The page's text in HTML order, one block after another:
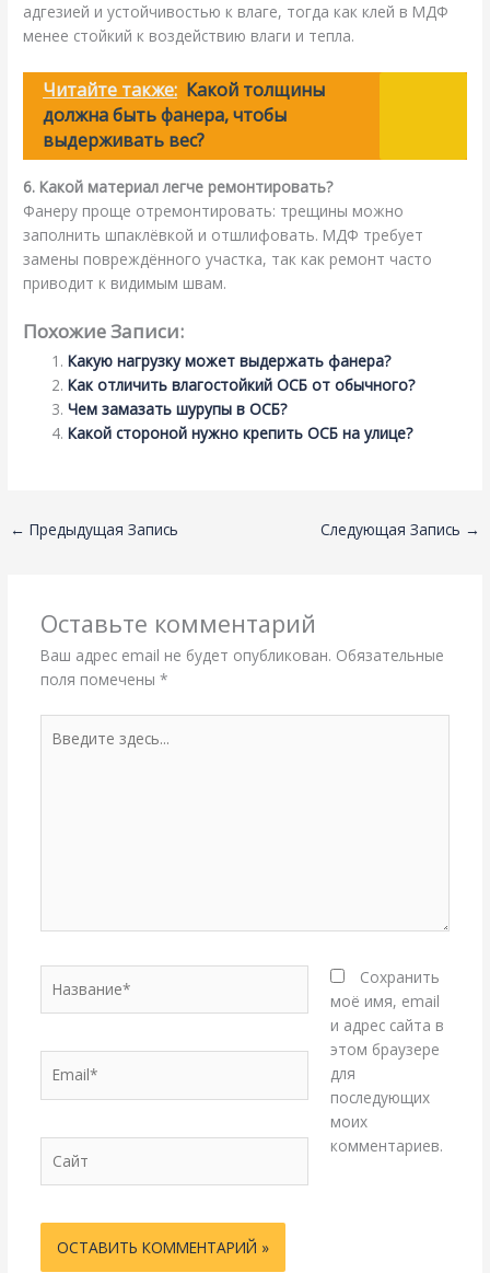
адгезией и устойчивостью к влаге, тогда как клей в МДФ
менее стойкий к воздействию влаги и тепла.
Читайте также: Какой толщины
должна быть фанера, чтобы
выдерживать вес?
6. Какой материал легче ремонтировать?
Фанеру проще отремонтировать: трещины можно
заполнить шпаклёвкой и отшлифовать. МДФ требует
замены повреждённого участка, так как ремонт часто
приводит к видимым швам.
Похожие Записи:
Какую нагрузку может выдержать фанера?
Как отличить влагостойкий ОСБ от обычного?
Чем замазать шурупы в ОСБ?
Какой стороной нужно крепить ОСБ на улице?
← Предыдущая Запись Следующая Запись →
Оставьте комментарий
Ваш адрес email не будет опубликован. Обязательные
поля помечены *
здесь...
Сохранить
моё имя, email
и адрес сайта в
этом браузере
для
последующих
моих
комментариев.